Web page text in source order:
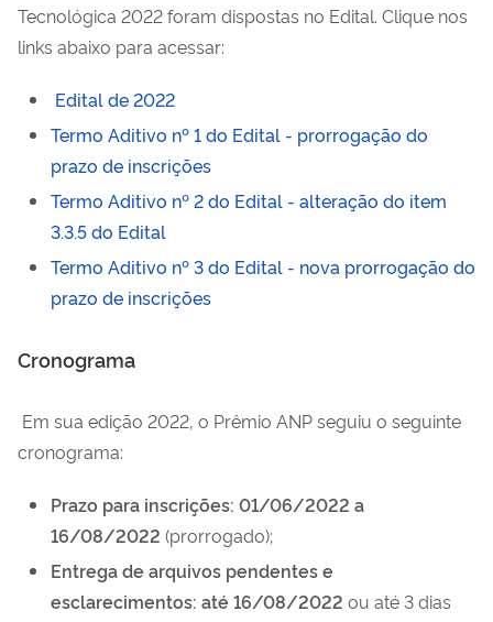
Tecnológica 2022 foram dispostas no Edital. Clique nos
links abaixo para acessar:
Edital de 2022
Termo Aditivo nº 1 do Edital - prorrogação do
prazo de inscrições
Termo Aditivo nº 2 do Edital - alteração do item
3.3.5 do Edital
Termo Aditivo nº 3 do Edital - nova prorrogação do
prazo de inscrições
Cronograma
Em sua edição 2022, o Prêmio ANP seguiu o seguinte
cronograma:
Prazo para inscrições: 01/06/2022 a
16/08/2022 (prorrogado);
Entrega de arquivos pendentes e
esclarecimentos: até 16/08/2022 ou até 3 dias